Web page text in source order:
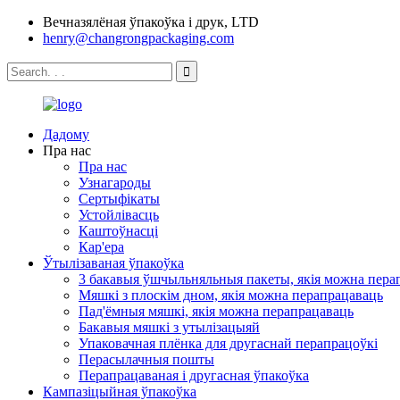
Вечназялёная ўпакоўка і друк, LTD
henry@changrongpackaging.com
Дадому
Пра нас
Пра нас
Узнагароды
Сертыфікаты
Устойлівасць
Каштоўнасці
Кар'ера
Ўтылізаваная ўпакоўка
3 бакавыя ўшчыльняльныя пакеты, якія можна
Мяшкі з плоскім дном, якія можна перапрацаваць
Пад'ёмныя мяшкі, якія можна перапрацаваць
Бакавыя мяшкі з утылізацыяй
Упаковачная плёнка для другаснай перапрацоўкі
Перасылачныя пошты
Перапрацаваная і другасная ўпакоўка
Кампазіцыйная ўпакоўка